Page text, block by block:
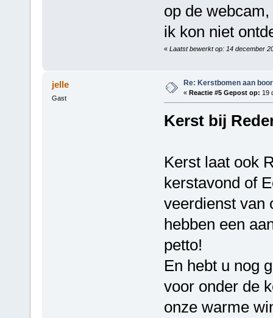
op de
ik kon niet
« Laatst bewerkt op: 14 december
jelle
Gast
Re: Kerstbomen aan
« Reactie #5 Gepost op: 19
Kerst bij
Kerst laat ook
kerstavond of
veerdienst van
hebben een
petto!
En hebt u nog
voor onder de
onze warme